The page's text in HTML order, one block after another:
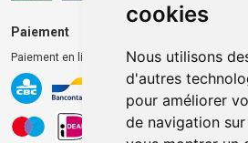
cookies
Nous utilisons
d'autres
pour améliorer
de navigation
Paiement
Paiement en ligne 100% sécurisé